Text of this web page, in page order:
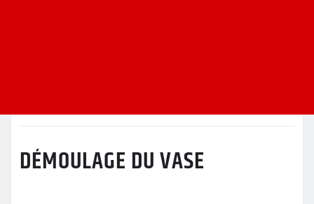
DÉMOULAGE DU VASE